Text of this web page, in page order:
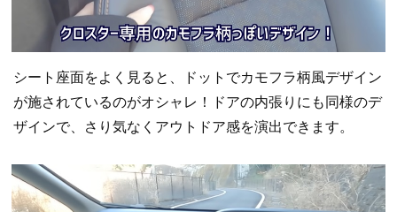
シート座面をよく見ると、ドットでカモフラ柄風デザイン
が施されているのがオシャレ！ドアの内張りにも同様のデ
ザインで、さり気なくアウトドア感を演出できます。